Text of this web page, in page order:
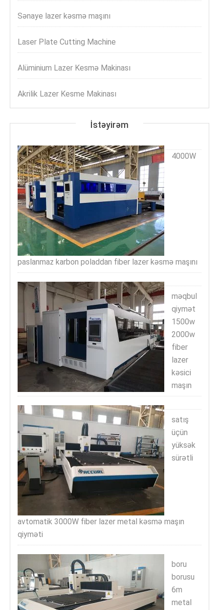
Sənaye lazer kəsmə maşını
Laser Plate Cutting Machine
Alüminium Lazer Kesmə Makinası
Akrilik Lazer Kesme Makinası
İstəyirəm
4000W
paslanmaz karbon poladdan fiber lazer kəsmə maşını
məqbul
qiymət
1500w
2000w
fiber
lazer
kəsici
maşın
satış
üçün
yüksək
sürətli
avtomatik 3000W fiber lazer metal kəsmə maşın
qiyməti
boru
borusu
6m
metal